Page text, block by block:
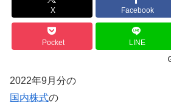
X Facebook
Pocket LINE
2022年9月分の
国内株式の